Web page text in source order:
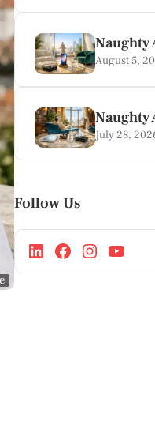
Naughty
August 5,
Naughty
July 28,
Follow Us